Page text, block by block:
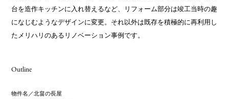
台を造作キッチンに入れ替えるなど、リフォーム部分は竣工当時の趣
になじむようなデザインに変更。それ以外は既存を積極的に再利用し
たメリハリのあるリノベーション事例です。
Outline
物件名／北畠の長屋